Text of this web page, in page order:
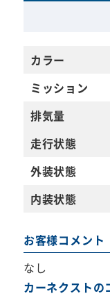
カラー
ミッション
排気量
走行状態
外装状態
内装状態
お客様コメント
なし
カーネクストの